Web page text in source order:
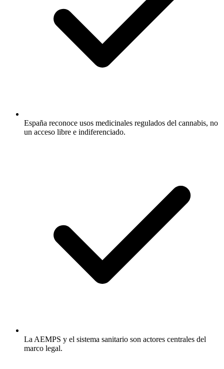
España reconoce usos medicinales regulados del cannabis, no
un acceso libre e indiferenciado.
La AEMPS y el sistema sanitario son actores centrales del
marco legal.